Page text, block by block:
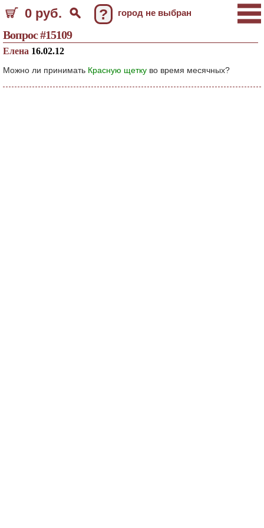
0 руб. ? город не выбран
Вопрос #15109
Елена 16.02.12
Можно ли принимать Красную щетку во время месячных?